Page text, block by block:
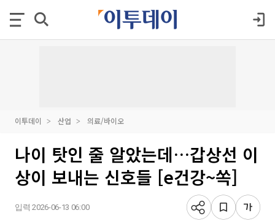
이투데이 산업 의료/바이오
나이 탓인 줄 알았는데…갑상선 이
상이 보내는 신호들 [e건강~쏙]
입력 2026-06-13 06:00